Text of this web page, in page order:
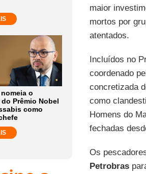
o
Prêmio Nobel
como
maior
mortos por
atentados.
Incluídos no
coordenado
concretizada
como
Homens do
fechadas
Os
Petrobras